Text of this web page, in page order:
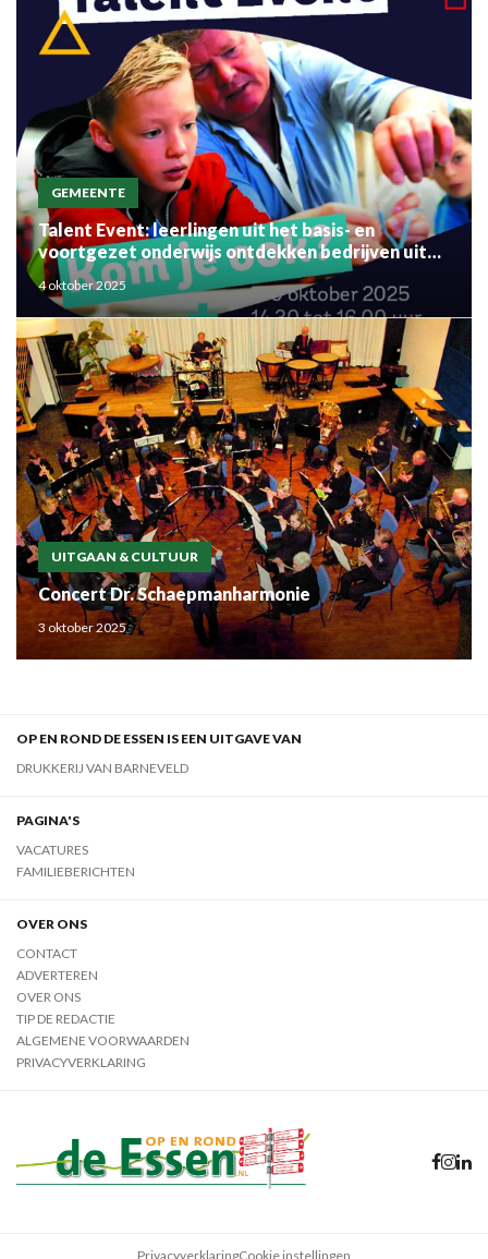
GEMEENTE
Talent Event: leerlingen uit het basis- en
voortgezet onderwijs ontdekken bedrijven uit
de regio
4 oktober 2025
UITGAAN & CULTUUR
Concert Dr. Schaepmanharmonie
3 oktober 2025
OP EN ROND DE ESSEN IS EEN UITGAVE VAN
DRUKKERIJ VAN BARNEVELD
PAGINA'S
VACATURES
FAMILIEBERICHTEN
OVER ONS
CONTACT
ADVERTEREN
OVER ONS
TIP DE REDACTIE
ALGEMENE VOORWAARDEN
PRIVACYVERKLARING
PrivacyverklaringCookie instellingen